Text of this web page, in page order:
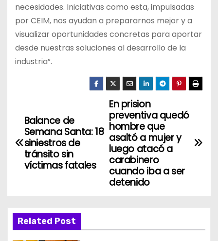
necesidades. Iniciativas como esta, impulsadas
por CEIM, nos ayudan a prepararnos mejor y a
visualizar oportunidades concretas para aportar
desde nuestras soluciones al desarrollo de la
industria”.
v
a
c
En prision
preventiva quedó
hombre que
asaltó a mujer y
luego atacó a
carabinero
cuando iba a ser
detenido
Balance de
Semana Santa: 18
siniestros de
tránsito sin
víctimas fatales
Related Post